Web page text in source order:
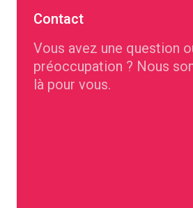
Contact
Vous avez une question
préoccupation ? Nous
là pour vous.